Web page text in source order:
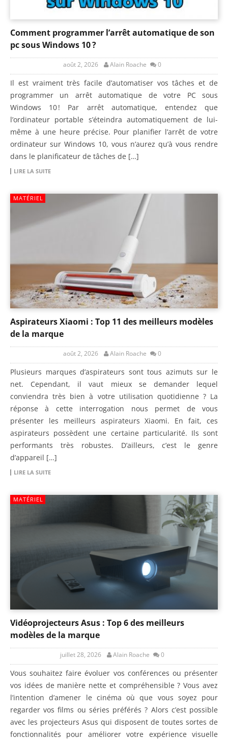
Comment programmer l’arrêt automatique de son
pc sous Windows 10 ?
août 2, 2026 Alain Roache 0
Il est vraiment très facile d’automatiser vos tâches et de
programmer un arrêt automatique de votre PC sous
Windows 10 ! Par arrêt automatique, entendez que
l’ordinateur portable s’éteindra automatiquement de lui-
même à une heure précise. Pour planifier l’arrêt de votre
ordinateur sur Windows 10, vous n’aurez qu’à vous rendre
dans le planificateur de tâches de […]
LIRE LA SUITE
MATÉRIEL
Aspirateurs Xiaomi : Top 11 des meilleurs modèles
de la marque
août 2, 2026 Alain Roache 0
Plusieurs marques d’aspirateurs sont tous azimuts sur le
net. Cependant, il vaut mieux se demander lequel
conviendra très bien à votre utilisation quotidienne ? La
réponse à cette interrogation nous permet de vous
présenter les meilleurs aspirateurs Xiaomi. En fait, ces
aspirateurs possèdent une certaine particularité. Ils sont
performants très robustes. D’ailleurs, c’est le genre
d’appareil […]
LIRE LA SUITE
MATÉRIEL
Vidéoprojecteurs Asus : Top 6 des meilleurs
modèles de la marque
juillet 28, 2026 Alain Roache 0
Vous souhaitez faire évoluer vos conférences ou présenter
vos idées de manière nette et compréhensible ? Vous avez
l’intention d’amener le cinéma où que vous soyez pour
regarder vos films ou séries préférés ? Alors c’est possible
avec les projecteurs Asus qui disposent de toutes sortes de
fonctionnalités pour améliorer votre expérience visuelle